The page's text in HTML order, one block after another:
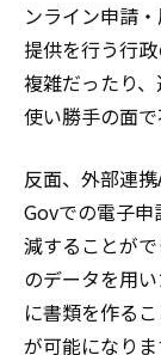
ンライン申請
提供を行う行
複雑だったり
使い勝手の面で
反面、外部連
Govでの電子
減することが
のデータを用
に書類を作る
が可能になり